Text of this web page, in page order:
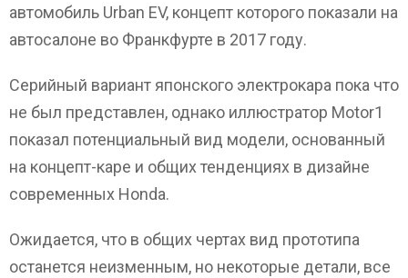
автомобиль Urban EV, концепт которого показали на
автосалоне во Франкфурте в 2017 году.
Серийный вариант японского электрокара пока что
не был представлен, однако иллюстратор Motor1
показал потенциальный вид модели, основанный
на концепт-каре и общих тенденциях в дизайне
современных Honda.
Ожидается, что в общих чертах вид прототипа
останется неизменным, но некоторые детали, все